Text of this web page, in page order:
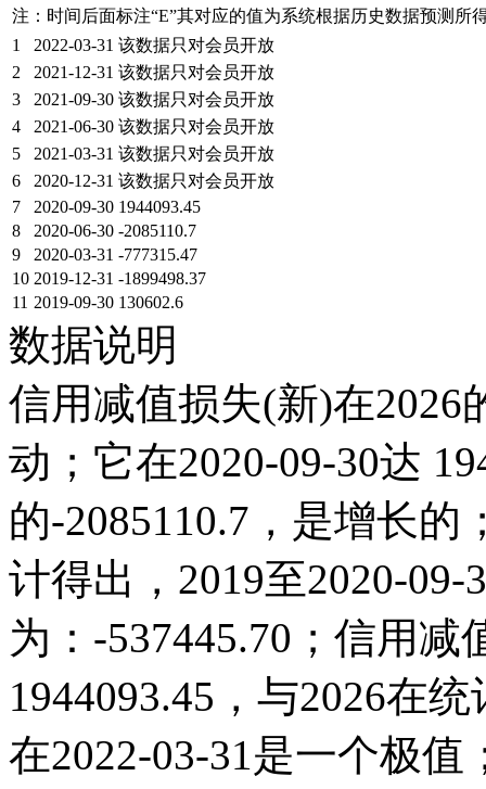
注：时间后面标注“E”其对应的值为系统根据历史数据预测所
1
2022-03-31 该数据只对会员开放
2
2021-12-31 该数据只对会员开放
3
2021-09-30 该数据只对会员开放
4
2021-06-30 该数据只对会员开放
5
2021-03-31 该数据只对会员开放
6
2020-12-31 该数据只对会员开放
7
2020-09-30 1944093.45
8
2020-06-30 -2085110.7
9
2020-03-31 -777315.47
10 2019-12-31 -1899498.37
11 2019-09-30 130602.6
数据说明
信用减值损失(新)在2026
动；它在2020-09-30达
的-2085110.7，是增长
计得出，2019至2020-09-
为：-537445.70；信用减
1944093.45，与2026在
在2022-03-31是一个极